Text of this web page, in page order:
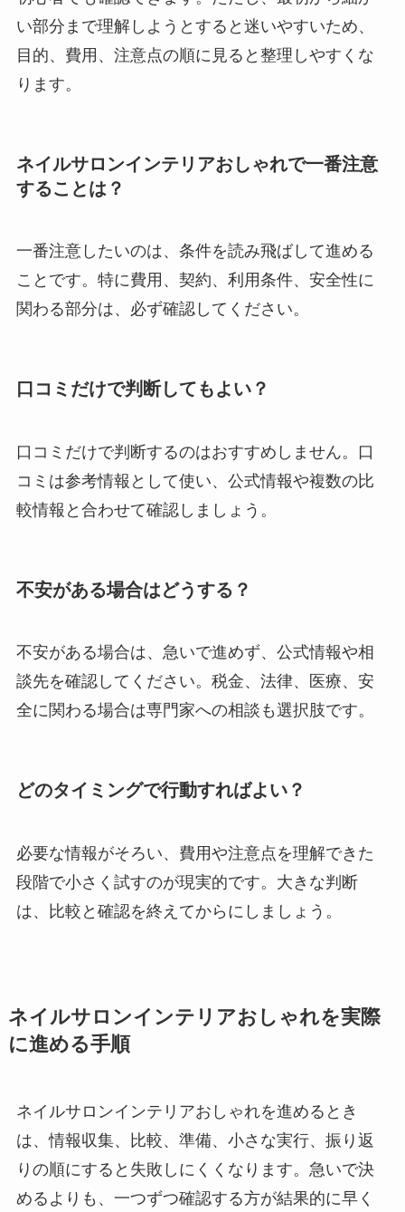
い部分まで理解しようとすると迷いやすいため、
目的、費用、注意点の順に見ると整理しやすくな
ります。
ネイルサロンインテリアおしゃれで一番注意
することは？
一番注意したいのは、条件を読み飛ばして進める
ことです。特に費用、契約、利用条件、安全性に
関わる部分は、必ず確認してください。
口コミだけで判断してもよい？
口コミだけで判断するのはおすすめしません。口
コミは参考情報として使い、公式情報や複数の比
較情報と合わせて確認しましょう。
不安がある場合はどうする？
不安がある場合は、急いで進めず、公式情報や相
談先を確認してください。税金、法律、医療、安
全に関わる場合は専門家への相談も選択肢です。
どのタイミングで行動すればよい？
必要な情報がそろい、費用や注意点を理解できた
段階で小さく試すのが現実的です。大きな判断
は、比較と確認を終えてからにしましょう。
ネイルサロンインテリアおしゃれを実際
に進める手順
ネイルサロンインテリアおしゃれを進めるとき
は、情報収集、比較、準備、小さな実行、振り返
りの順にすると失敗しにくくなります。急いで決
めるよりも、一つずつ確認する方が結果的に早く